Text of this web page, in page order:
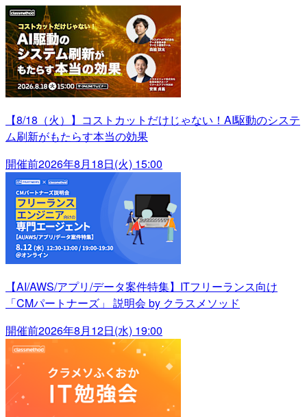
【8/18（火）】コストカットだけじゃない！AI駆動のシステ
ム刷新がもたらす本当の効果
開催前2026年8月18日(火) 15:00
【AI/AWS/アプリ/データ案件特集】ITフリーランス向け
「CMパートナーズ」 説明会 by クラスメソッド
開催前2026年8月12日(水) 19:00